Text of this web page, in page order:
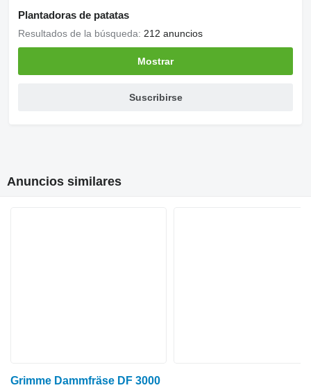
Plantadoras de patatas
Resultados de la búsqueda: 212 anuncios
Mostrar
Suscribirse
Anuncios similares
Grimme Dammfräse DF 3000